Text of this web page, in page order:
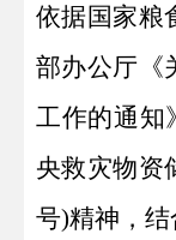
依据国家粮
部办公厅《
工作的通知
央救灾物资
号)精神，结